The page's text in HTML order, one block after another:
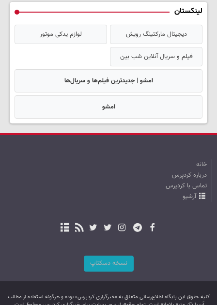
لینکستان
دیجیتال مارکتینگ رویش لوازم یدکی موتور
فیلم و سریال آنلاین شب بین
امشو | جدیدترین فیلم‌ها و سریال‌ها
امشو
خانه
درباره کردپرس
تماس با کردپرس
آرشیو
نسخه دسکتاپ
کليه حقوق اين پایگاه اطلاع‌رسانی متعلق به «خبرگزاری کردپرس» بوده و هرگونه استفاده از مطالب